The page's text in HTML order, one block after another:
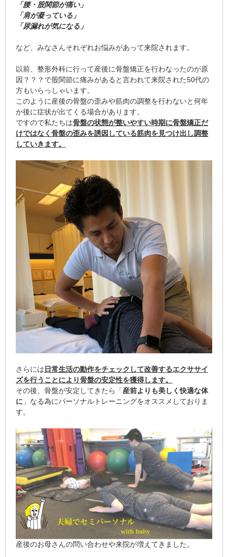
「腰・股関節が痛い」
「肩が凝っている」
「尿漏れが気になる」
など、みなさんそれぞれお悩みがあって来院されます。
以前、整形外科に行って産後に骨盤矯正を行わなったのが原
因？？？で股関節に痛みがあると言われて来院された50代の
方もいらっしゃいます。
このように産後の骨盤の歪みや筋肉の調整を行わないと何年
か後に症状が出てくる場合があります。
ですので私たちは骨盤の状態が整いやすい時期に骨盤矯正だ
けではなく骨盤の歪みを誘因している筋肉を見つけ出し調整
していきます。
さらには 日常生活の動作をチェックして改善するエクササイ
ズを行うことにより骨盤の安定性を獲得します。
その後、骨盤が安定してきたら「産前よりも美しく快適な体
に 」なる為にパーソナルトレーニングをオススメしておりま
す。
産後のお母さんの問い合わせや来院が増えてきました。